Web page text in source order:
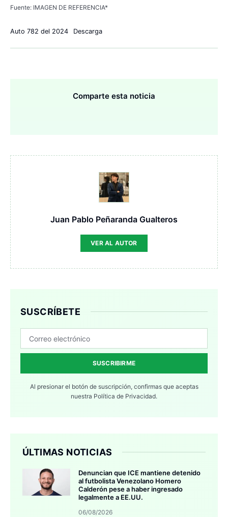
Fuente: IMAGEN DE REFERENCIA*
Auto 782 del 2024 Descarga
Comparte esta noticia
Juan Pablo Peñaranda Gualteros
VER AL AUTOR
SUSCRÍBETE
SUSCRIBIRME
Al presionar el botón de suscripción, confirmas que aceptas
nuestra Política de Privacidad.
ÚLTIMAS NOTICIAS
Denuncian que ICE mantiene detenido
al futbolista Venezolano Homero
Calderón pese a haber ingresado
legalmente a EE.UU.
06/08/2026